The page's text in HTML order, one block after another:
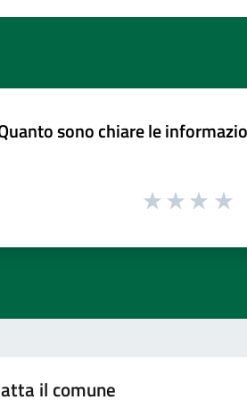
sono chiare le
il comune